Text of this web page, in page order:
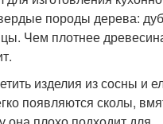
породы дерева:
Чем плотнее
изделия из сосны и
появляются сколы,